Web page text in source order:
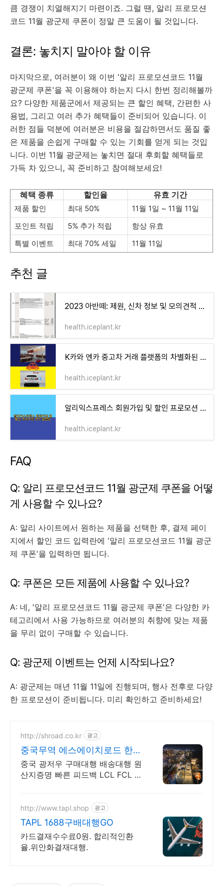
큼 경쟁이 치열해지기 마련이죠. 그럴 땐, 알리 프로모션
코드 11월 광군제 쿠폰이 정말 큰 도움이 될 것입니다.
결론: 놓치지 말아야 할 이유
마지막으로, 여러분이 왜 이번 '알리 프로모션코드 11월
광군제 쿠폰'을 꼭 이용해야 하는지 다시 한번 정리해볼까
요? 다양한 제품군에서 제공되는 큰 할인 혜택, 간편한 사
용법, 그리고 여러 추가 혜택들이 준비되어 있습니다. 이
러한 점들 덕분에 여러분은 비용을 절감하면서도 품질 좋
은 제품을 손쉽게 구매할 수 있는 기회를 얻게 되는 것입
니다. 이번 11월 광군제는 놓치면 절대 후회할 혜택들로
가득 차 있으니, 꼭 준비하고 참여해보세요!
혜택 종류 할인율 유효 기간
제품 할인 최대 50%
11월 1일 ~ 11월 11일
포인트 적립
5% 추가 적립
항상 유효
특별 이벤트
최대 70% 세일 11월 11일
추천 글
2023 아반떼: 제원, 신차 정보 및 모의견적 상세 안내
health.iceplant.kr
K카와 엔카 중고차 거래 플랫폼의 차별화된 특징
health.iceplant.kr
알리익스프레스 회원가입 및 할인 프로모션 코드 활용법
health.iceplant.kr
FAQ
Q: 알리 프로모션코드 11월 광군제 쿠폰을 어떻
게 사용할 수 있나요?
A: 알리 사이트에서 원하는 제품을 선택한 후, 결제 페이
지에서 할인 코드 입력란에 '알리 프로모션코드 11월 광군
제 쿠폰'을 입력하면 됩니다.
Q: 쿠폰은 모든 제품에 사용할 수 있나요?
A: 네, '알리 프로모션코드 11월 광군제 쿠폰'은 다양한 카
테고리에서 사용 가능하므로 여러분의 취향에 맞는 제품
을 무리 없이 구매할 수 있습니다.
Q: 광군제 이벤트는 언제 시작되나요?
A: 광군제는 매년 11월 11일에 진행되며, 행사 전후로 다양
한 프로모션이 준비됩니다. 미리 확인하고 준비하세요!
http://shroad.co.kr 광고
중국무역 에스에이치로드 한국
인 현지법인운영 TT송금
중국 광저우 구매대행 배송대행 원
산지증명 빠른 피드백 LCL FCL 현
http://www.tapl.shop 광고
TAPL 1688구배대행GO
카드결재수수료0원. 합리적인환
율.위안화결재대행.